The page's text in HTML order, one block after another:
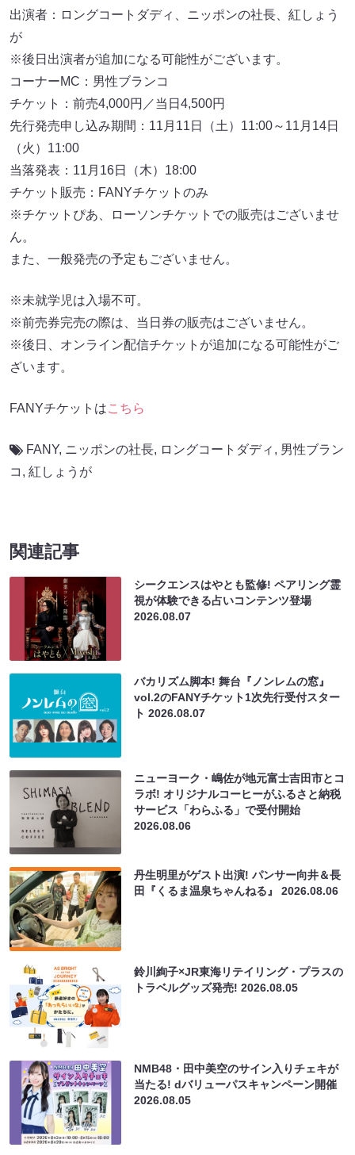
出演者：ロングコートダディ、ニッポンの社長、紅しょう
が
※後日出演者が追加になる可能性がございます。
コーナーMC：男性ブランコ
チケット：前売4,000円／当日4,500円
先行発売申し込み期間：11月11日（土）11:00～11月14日
（火）11:00
当落発表：11月16日（木）18:00
チケット販売：FANYチケットのみ
※チケットぴあ、ローソンチケットでの販売はございませ
ん。
また、一般発売の予定もございません。
※未就学児は入場不可。
※前売券完売の際は、当日券の販売はございません。
※後日、オンライン配信チケットが追加になる可能性がご
ざいます。
FANYチケットはこちら
FANY, ニッポンの社長, ロングコートダディ , 男性ブラン
コ , 紅しょうが
関連記事
シークエンスはやとも監修! ペアリング霊
視が体験できる占いコンテンツ登場
2026.08.07
バカリズム脚本! 舞台『ノンレムの窓』
vol.2のFANYチケット1次先行受付スター
ト2026.08.07
ニューヨーク・嶋佐が地元富士吉田市とコ
ラボ! オリジナルコーヒーがふるさと納税
サービス「わらふる」で受付開始
2026.08.06
丹生明里がゲスト出演! パンサー向井＆長
田『くるま温泉ちゃんねる』2026.08.06
鈴川絢子×JR東海リテイリング・プラスの
トラベルグッズ発売!2026.08.05
NMB48・田中美空のサイン入りチェキが
当たる! dバリューパスキャンペーン開催
2026.08.05